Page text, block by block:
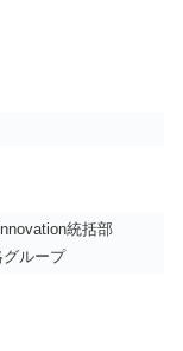
統括部
ループ